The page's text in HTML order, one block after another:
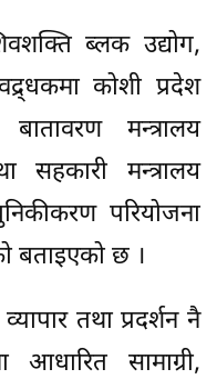
ब्लक उद्योग,
कोशी प्रदेश
मन्त्रालय
सहकारी मन्त्रालय
परियोजना
बताइएको छ ।
तथा प्रदर्शन नै
सामाग्री,